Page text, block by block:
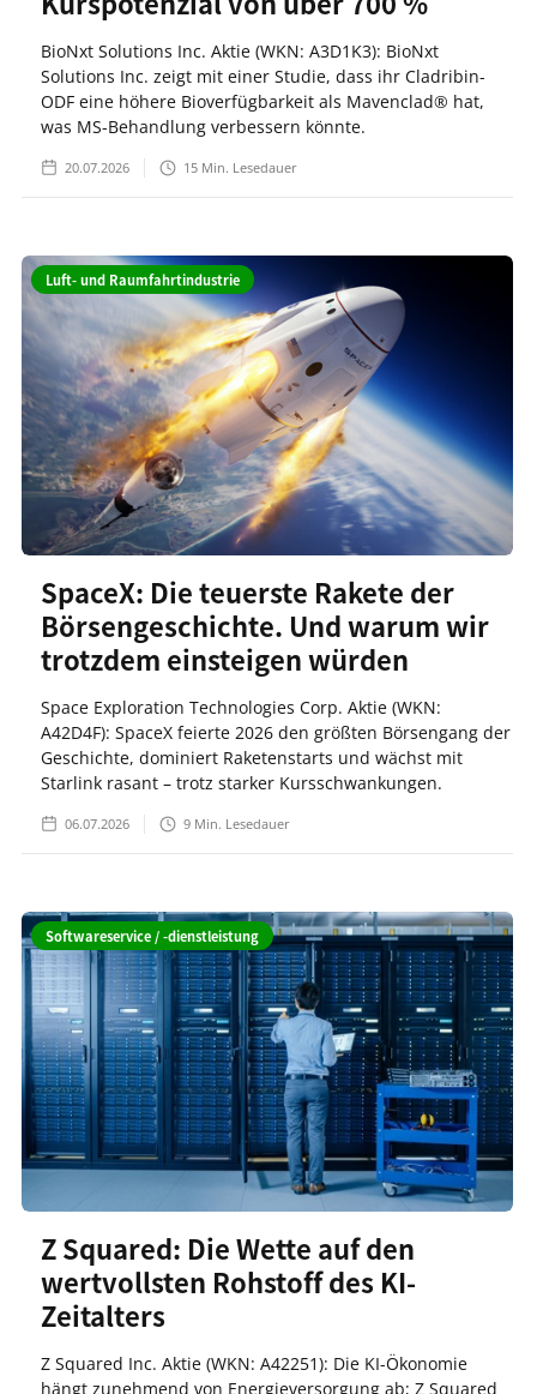
BioNxt Solutions Inc. Aktie (WKN: A3D1K3): BioNxt
Solutions Inc. zeigt mit einer Studie, dass ihr Cladribin-
ODF eine höhere Bioverfügbarkeit als Mavenclad® hat,
was MS-Behandlung verbessern könnte.
20.07.2026 15 Min. Lesedauer
Luft- und Raumfahrtindustrie
SpaceX: Die teuerste Rakete der
Börsengeschichte. Und warum wir
trotzdem einsteigen würden
Space Exploration Technologies Corp. Aktie (WKN:
A42D4F): SpaceX feierte 2026 den größten Börsengang der
Geschichte, dominiert Raketenstarts und wächst mit
Starlink rasant – trotz starker Kursschwankungen.
06.07.2026 9 Min. Lesedauer
Softwareservice / -dienstleistung
Z Squared: Die Wette auf den
wertvollsten Rohstoff des KI-
Zeitalters
Z Squared Inc. Aktie (WKN: A42251): Die KI-Ökonomie
hängt zunehmend von Energieversorgung ab; Z Squared